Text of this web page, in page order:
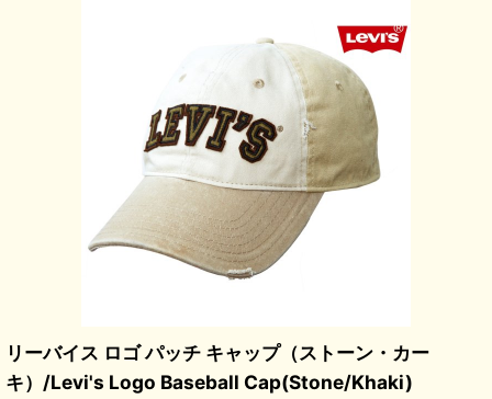
リーバイス ロゴ パッチ キャップ（ストーン・カー
キ）/Levi's Logo Baseball Cap(Stone/Khaki)